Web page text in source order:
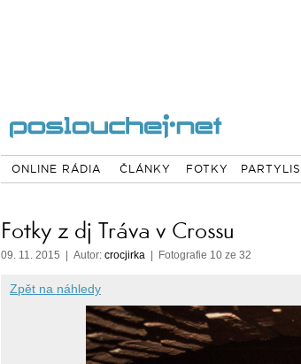
ONLINE RÁDIA ČLÁNKY FOTKY
Fotky z dj Tráva v Crossu
09. 11. 2015 | Autor: crocjirka | Fotografie 10 ze 32
Zpět na náhledy